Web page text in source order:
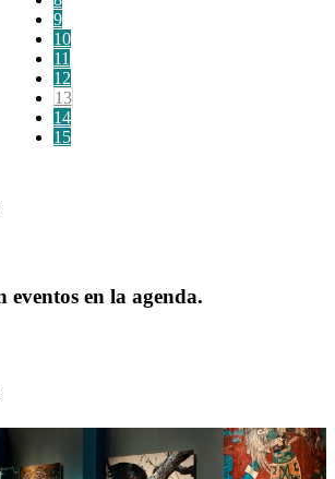
9
10
11
12
13
14
15
eventos en la agenda.